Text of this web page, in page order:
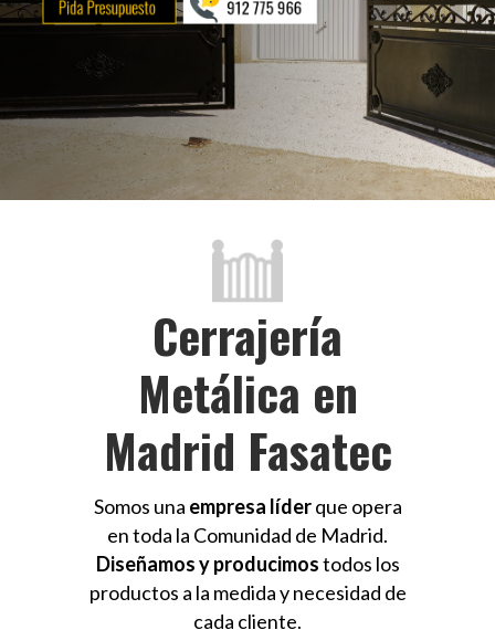
Cerrajería
Metálica en
Madrid Fasatec
Somos una empresa líderque opera
en toda la Comunidad de Madrid.
Diseñamos y producimostodos los
productos a la medida y necesidad de
cada cliente.